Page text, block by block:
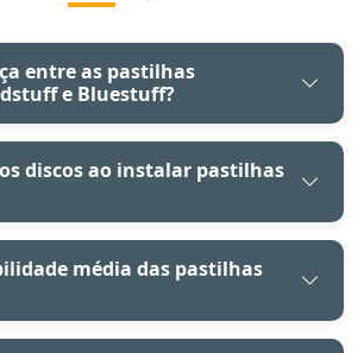
entre as pastilhas
e Bluestuff?
discos ao instalar pastilhas
média das pastilhas